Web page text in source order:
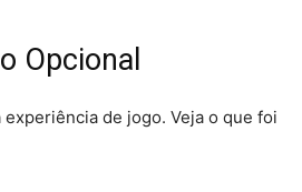
Opcional
de jogo. Veja o que foi